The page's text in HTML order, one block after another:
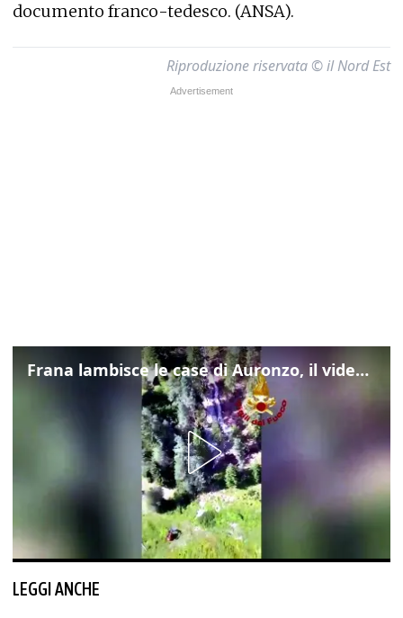
documento franco-tedesco. (ANSA).
Riproduzione riservata © il Nord Est
Frana lambisce le case di Auronzo, il video dall'elicottero dei vigili del fuoco
LEGGI ANCHE